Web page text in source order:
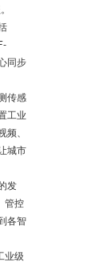
同步
传感
工业
、
城市
发
管控
各智
业级